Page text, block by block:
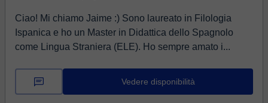
Ciao! Mi chiamo Jaime :) Sono laureato in Filologia
Ispanica e ho un Master in Didattica dello Spagnolo
come Lingua Straniera (ELE). Ho sempre amato i...
Vedere disponibilità